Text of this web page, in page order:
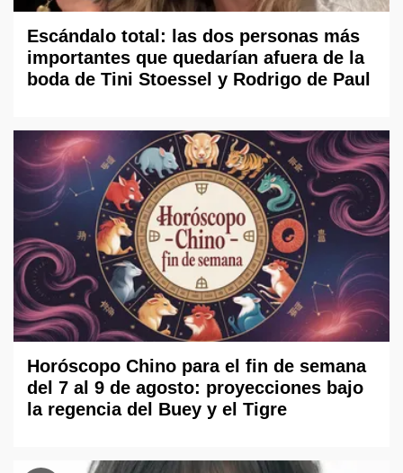
Escándalo total: las dos personas más
importantes que quedarían afuera de la
boda de Tini Stoessel y Rodrigo de Paul
Horóscopo Chino para el fin de semana
del 7 al 9 de agosto: proyecciones bajo
la regencia del Buey y el Tigre